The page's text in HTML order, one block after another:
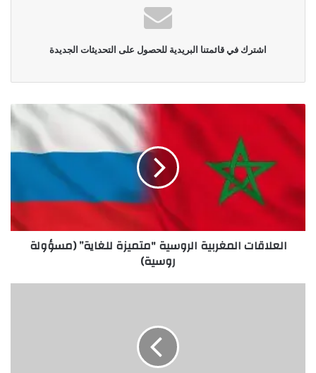
اشترك في قائمتنا البريدية للحصول على التحديثات الجديدة
العلاقات المغربية الروسية "متميزة للغاية” (مسؤولة
روسية)